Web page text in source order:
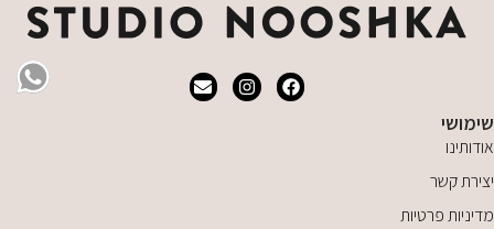
שימושי
אודותינו
יצירת קשר
מדיניות פרטיות